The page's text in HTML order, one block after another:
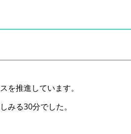
を推進しています。
みる30分でした。